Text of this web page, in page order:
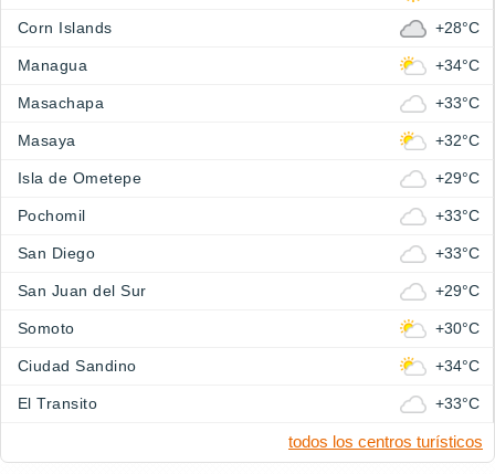
Corn Islands +28°C
Managua +34°C
Masachapa +33°C
Masaya +32°C
Isla de Ometepe +29°C
Pochomil +33°C
San Diego +33°C
San Juan del Sur +29°C
Somoto +30°C
Ciudad Sandino +34°C
El Transito +33°C
todos los centros turísticos